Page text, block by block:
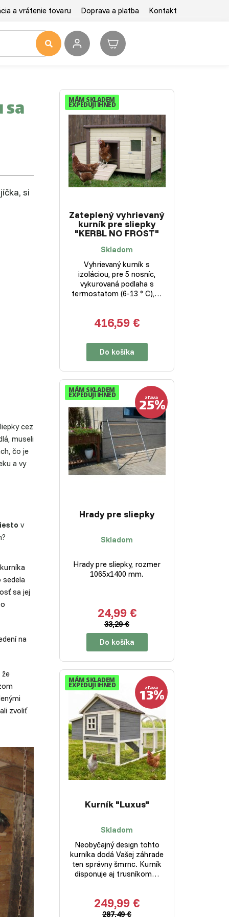
a vrátenie tovaru Doprava a platba Kontakt
si
cez
museli
čo je
a vy
v
sa jej
na
zvoliť
MÁM SKLADEM
EXPEDUJI IHNED
Zateplený vyhrievaný
kurník pre sliepky
"KERBL NO FROST"
Skladom
Vyhrievaný kurník s
izoláciou, pre 5 nosníc,
vykurovaná podlaha s
termostatom (6-13 ° C),…
416,59 €
Do košíka
zľava
25%
MÁM SKLADEM
EXPEDUJI IHNED
Hrady pre sliepky
Skladom
Hrady pre sliepky, rozmer
1065x1400 mm.
24,99 €
33,29 €
Do košíka
zľava
13%
MÁM SKLADEM
EXPEDUJI IHNED
Kurník "Luxus"
Skladom
Neobyčajný design tohto
kurníka dodá Vašej záhrade
ten správny šmrnc. Kurník
disponuje aj trusníkom…
249,99 €
287,49 €